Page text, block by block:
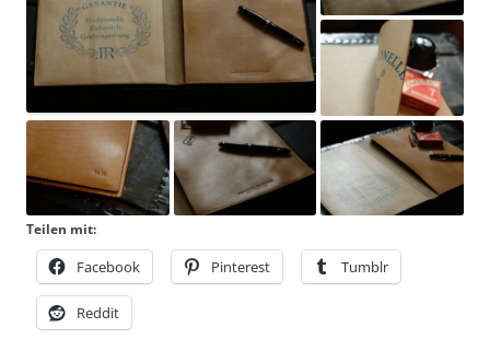
Teilen mit:
Facebook Pinterest Tumblr
Reddit